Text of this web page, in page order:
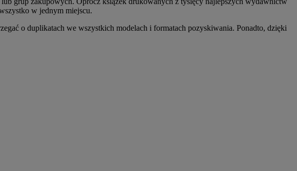
w jednym miejscu.
o duplikatach we wszystkich modelach i formatach pozyskiwania. Ponadto, dzięki